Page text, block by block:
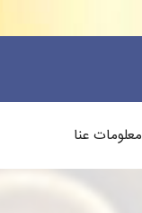
معلومات عنا